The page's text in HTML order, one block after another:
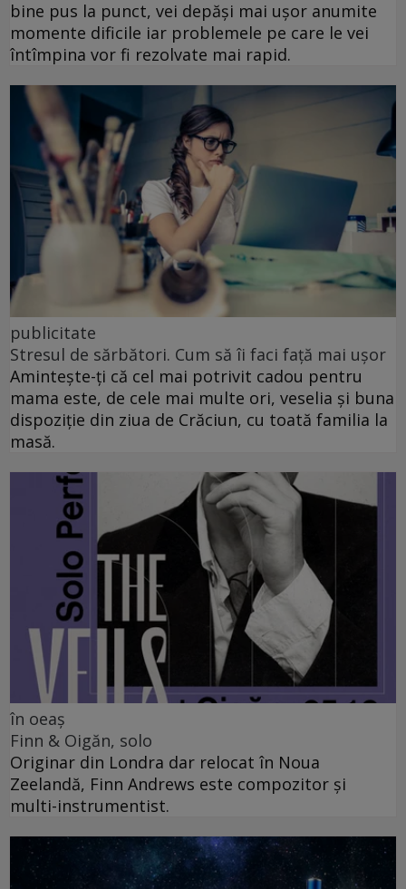
bine pus la punct, vei depăși mai ușor anumite
momente dificile iar problemele pe care le vei
întîmpina vor fi rezolvate mai rapid.
publicitate
Stresul de sărbători. Cum să îi faci față mai ușor
Amintește-ți că cel mai potrivit cadou pentru
mama este, de cele mai multe ori, veselia și buna
dispoziție din ziua de Crăciun, cu toată familia la
masă.
în oeaș
Finn & Oigăn, solo
Originar din Londra dar relocat în Noua
Zeelandă, Finn Andrews este compozitor și
multi-instrumentist.